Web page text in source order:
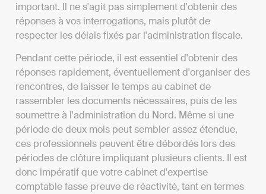
important. Il ne s'agit pas simplement d'obtenir des
réponses à vos interrogations, mais plutôt de
respecter les délais fixés par l'administration fiscale.
Pendant cette période, il est essentiel d'obtenir des
réponses rapidement, éventuellement d'organiser des
rencontres, de laisser le temps au cabinet de
rassembler les documents nécessaires, puis de les
soumettre à l'administration du Nord. Même si une
période de deux mois peut sembler assez étendue,
ces professionnels peuvent être débordés lors des
périodes de clôture impliquant plusieurs clients. Il est
donc impératif que votre cabinet d'expertise
comptable fasse preuve de réactivité, tant en termes